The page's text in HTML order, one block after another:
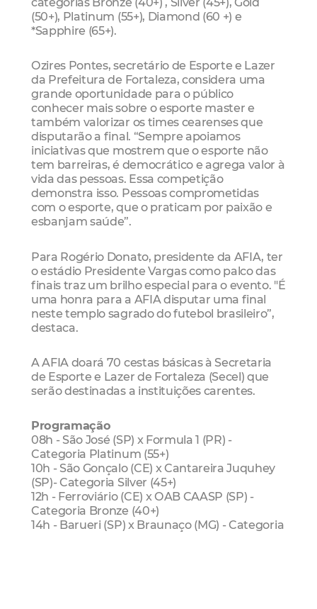
(50+), Platinum (55+), Diamond (60 +) e
*Sapphire (65+).
Ozires Pontes, secretário de Esporte e Lazer
da Prefeitura de Fortaleza, considera uma
grande oportunidade para o público
conhecer mais sobre o esporte master e
também valorizar os times cearenses que
disputarão a final. “Sempre apoiamos
iniciativas que mostrem que o esporte não
tem barreiras, é democrático e agrega valor à
vida das pessoas. Essa competição
demonstra isso. Pessoas comprometidas
com o esporte, que o praticam por paixão e
esbanjam saúde”.
Para Rogério Donato, presidente da AFIA, ter
o estádio Presidente Vargas como palco das
finais traz um brilho especial para o evento. "É
uma honra para a AFIA disputar uma final
neste templo sagrado do futebol brasileiro”,
destaca.
A AFIA doará 70 cestas básicas à Secretaria
de Esporte e Lazer de Fortaleza (Secel) que
serão destinadas a instituições carentes.
Programação
08h - São José (SP) x Formula 1 (PR) -
Categoria Platinum (55+)
10h - São Gonçalo (CE) x Cantareira Juquhey
(SP)- Categoria Silver (45+)
12h - Ferroviário (CE) x OAB CAASP (SP) -
Categoria Bronze (40+)
14h - Barueri (SP) x Braunaço (MG) - Categoria